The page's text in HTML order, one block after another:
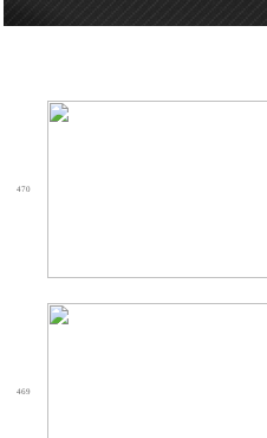
470
469